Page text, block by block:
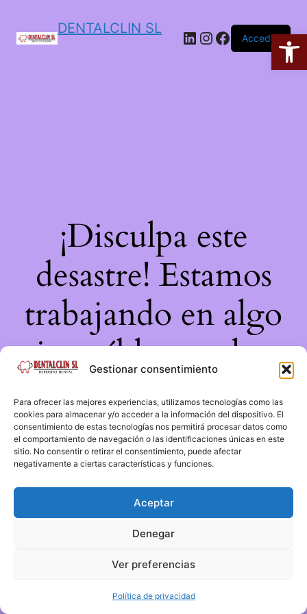
Gestionar consentimiento
Para ofrecer las mejores experiencias, utilizamos tecnologías como las
cookies para almacenar y/o acceder a la información del dispositivo. El
consentimiento de estas tecnologías nos permitirá procesar datos como
el comportamiento de navegación o las identificaciones únicas en este
sitio. No consentir o retirar el consentimiento, puede afectar
negativamente a ciertas características y funciones.
Aceptar
Denegar
Ver preferencias
Política de privacidad
DENTALCLIN SL
Acceder
¡Disculpa este
desastre! Estamos
trabajando en algo
increíble, ¡vuelve
pronto!